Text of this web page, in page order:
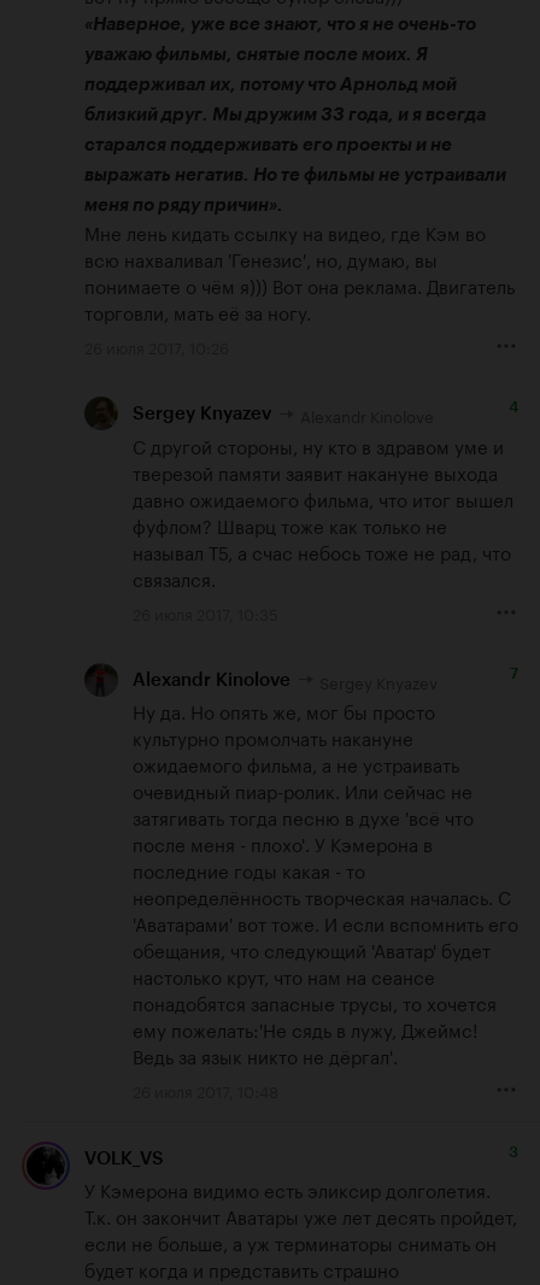
«Наверное, уже все знают, что я не очень-то
уважаю фильмы, снятые после моих. Я
поддерживал их, потому что Арнольд мой
близкий друг. Мы дружим 33 года, и я всегда
старался поддерживать его проекты и не
выражать негатив. Но те фильмы не устраивали
меня по ряду причин».
Мне лень кидать ссылку на видео, где Кэм во
всю нахваливал 'Генезис', но, думаю, вы
понимаете о чём я))) Вот она реклама. Двигатель
торговли, мать её за ногу.
Sergey Knyazev 4
С другой стороны, ну кто в здравом уме и
тверезой памяти заявит накануне выхода
давно ожидаемого фильма, что итог вышел
фуфлом? Шварц тоже как только не
называл Т5, а счас небось тоже не рад, что
связался.
Alexandr Kinolove 7
Ну да. Но опять же, мог бы просто
культурно промолчать накануне
ожидаемого фильма, а не устраивать
очевидный пиар-ролик. Или сейчас не
затягивать тогда песню в духе 'всё что
после меня - плохо'. У Кэмерона в
последние годы какая - то
неопределённость творческая началась. С
'Аватарами' вот тоже. И если вспомнить его
обещания, что следующий 'Аватар' будет
настолько крут, что нам на сеансе
понадобятся запасные трусы, то хочется
ему пожелать:'Не сядь в лужу, Джеймс!
Ведь за язык никто не дёргал'.
VOLK_VS 3
У Кэмерона видимо есть эликсир долголетия.
Т.к. он закончит Аватары уже лет десять пройдет,
если не больше, а уж терминаторы снимать он
будет когда и представить страшно